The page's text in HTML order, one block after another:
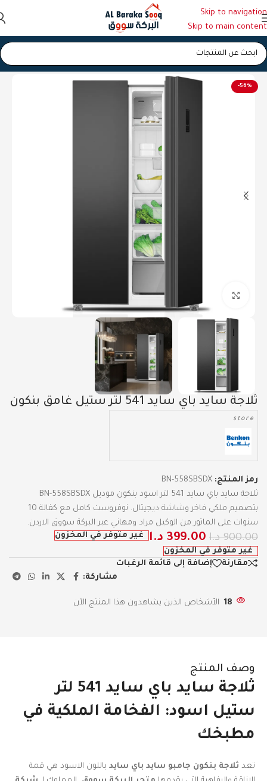
Skip to navigation
Skip to main content
الرئيسية/ثلاجات
-56%
ثلاجة سايد باي سايد 541 لتر ستيل غامق بنكون
store
رمز المنتج: BN-558SBSDX
ثلاجة سايد باي سايد 541 لتر اسود بنكون موديل BN-558SBSDX
بتصميم ملكي فاخر وشاشة ديجيتال. نوفروست كامل مع كفالة 10
سنوات على الماتور من الوكيل مراد ومهاني عبر البركة سووق الاردن.
900.00 د.ا 399.00 د.ا
غير متوفر في المخزون
غير متوفر في المخزون
مقارنة
إضافة إلى قائمة الرغبات
مشاركة:
18 الأشخاص الذين يشاهدون هذا المنتج الآن
وصف المنتج
ثلاجة سايد باي سايد 541 لتر
ستيل اسود: الفخامة الملكية في
مطبخك
تعد ثلاجة بنكون جامبو سايد باي سايد باللون الاسود هي قمة